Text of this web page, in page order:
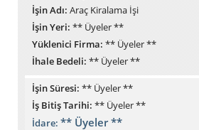
İşin Adı:Araç Kiralama İşi
İşin Yeri:** Üyeler **
Yüklenici Firma:** Üyeler **
İhale Bedeli:** Üyeler **
İşin Süresi: ** Üyeler **
İş Bitiş Tarihi: ** Üyeler **
İdare: ** Üyeler **